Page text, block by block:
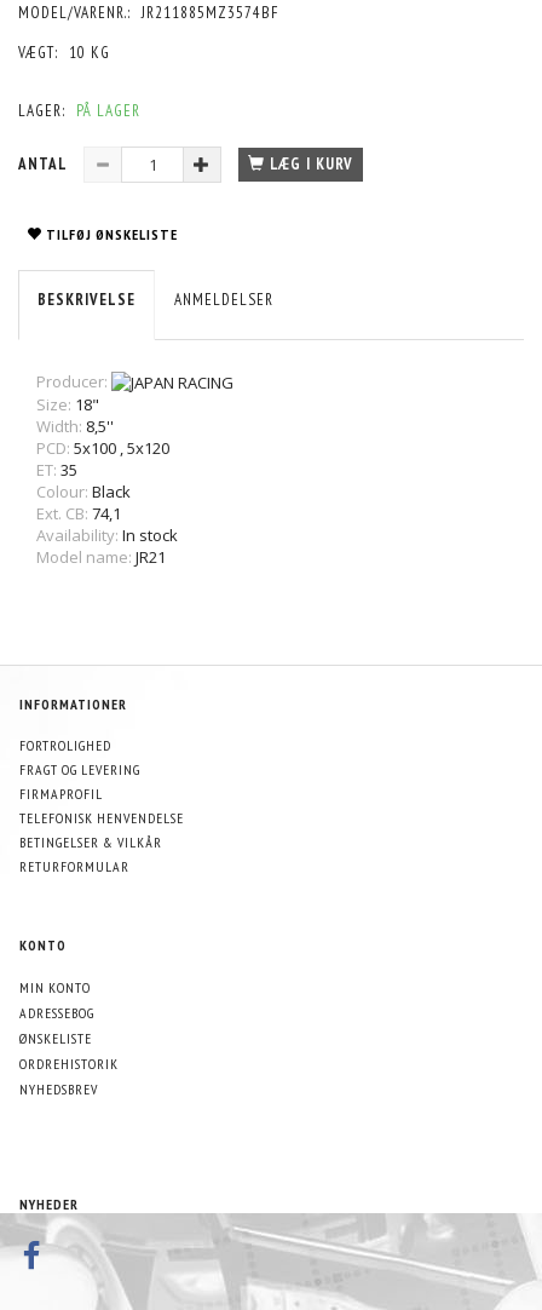
MODEL/VARENR.: JR211885MZ3574BF
VÆGT:
10 KG
LAGER: PÅ LAGER
ANTAL LÆG I KURV
TILFØJ ØNSKELISTE
BESKRIVELSE ANMELDELSER
Producer:
Size: 18"
Width: 8,5''
PCD: 5x100 ,5x120
ET: 35
Colour: Black
Ext. CB: 74,1
Availability: In stock
Model name: JR21
INFORMATIONER
FORTROLIGHED
FRAGT OG LEVERING
FIRMAPROFIL
TELEFONISK HENVENDELSE
BETINGELSER & VILKÅR
RETURFORMULAR
KONTO
MIN KONTO
ADRESSEBOG
ØNSKELISTE
ORDREHISTORIK
NYHEDSBREV
NYHEDER